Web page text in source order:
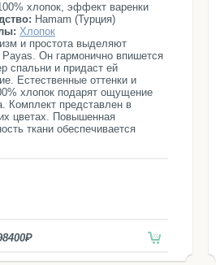
хлопок, эффект варенки
Hamam (Турция)
Хлопок
и простота выделяют
Payas. Он гармонично впишется
спальни и придаст ей
Естественные оттенки и
хлопок подарят ощущение
Комплект представлен в
цветах. Повышенная
ткани обеспечивается